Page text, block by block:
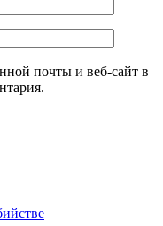
почты и веб-сайт в